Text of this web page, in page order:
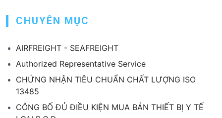
CHUYÊN MỤC
AIRFREIGHT - SEAFREIGHT
Authorized Representative Service
CHỨNG NHẬN TIÊU CHUẨN CHẤT LƯỢNG ISO
13485
CÔNG BỐ ĐỦ ĐIỀU KIỆN MUA BÁN THIẾT BỊ Y TẾ